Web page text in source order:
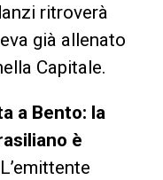
ritroverà
già allenato
Capitale.
a Bento: la
è